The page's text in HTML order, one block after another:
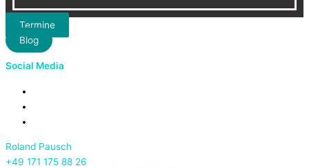
Termine
Blog
Social Media
Roland Pausch
+49 171 175 88 26